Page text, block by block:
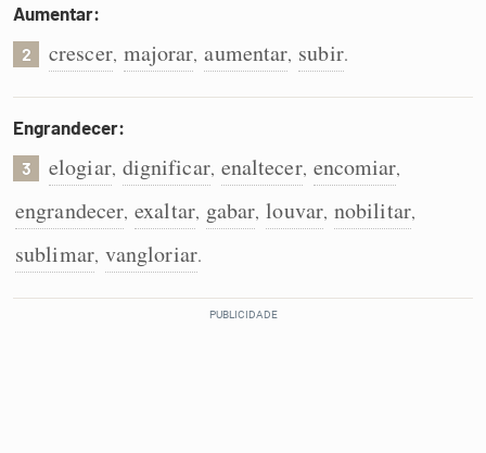
Caça-palavras
Dicionário
Sinônimos
Aumentar:
2 crescer, majorar, aumentar, subir.
Engrandecer:
3 elogiar, dignificar, enaltecer, encomiar,
engrandecer, exaltar, gabar, louvar, nobilitar,
sublimar, vangloriar.